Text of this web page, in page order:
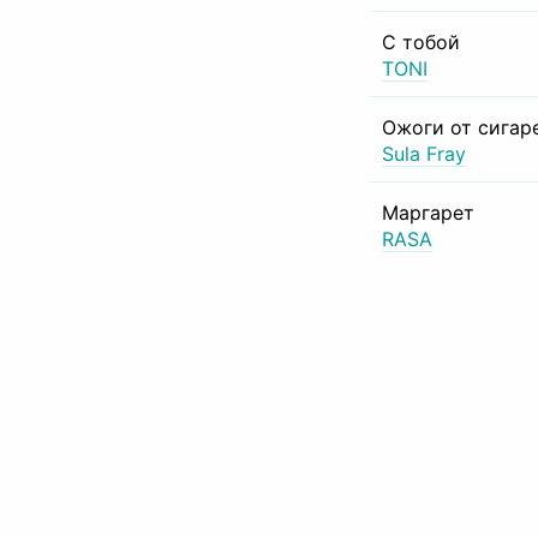
С тобой
TONI
Ожоги от
Sula Fray
Маргарет
RASA